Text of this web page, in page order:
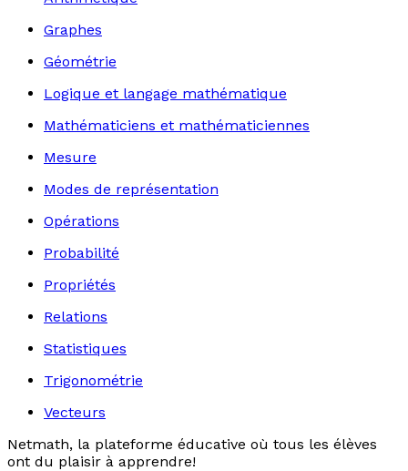
Graphes
Géométrie
Logique et langage mathématique
Mathématiciens et mathématiciennes
Mesure
Modes de représentation
Opérations
Probabilité
Propriétés
Relations
Statistiques
Trigonométrie
Vecteurs
Netmath, la plateforme éducative où tous les élèves
ont du plaisir à apprendre!